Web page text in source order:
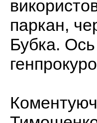
паркан,
Бубка.